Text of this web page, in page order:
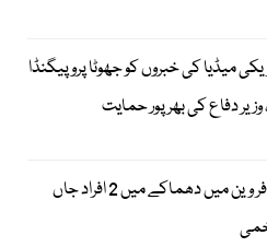
میڈیا کی خبروں کو جھوٹا پروپیگنڈا
وزیر دفاع کی بھرپور حمایت
دمشق؛ مسافر وین میں دھماکے میں 2 افراد جاں